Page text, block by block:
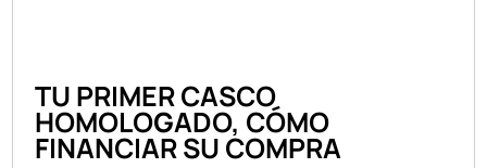
TU PRIMER CASCO
HOMOLOGADO, CÓMO
FINANCIAR SU COMPRA